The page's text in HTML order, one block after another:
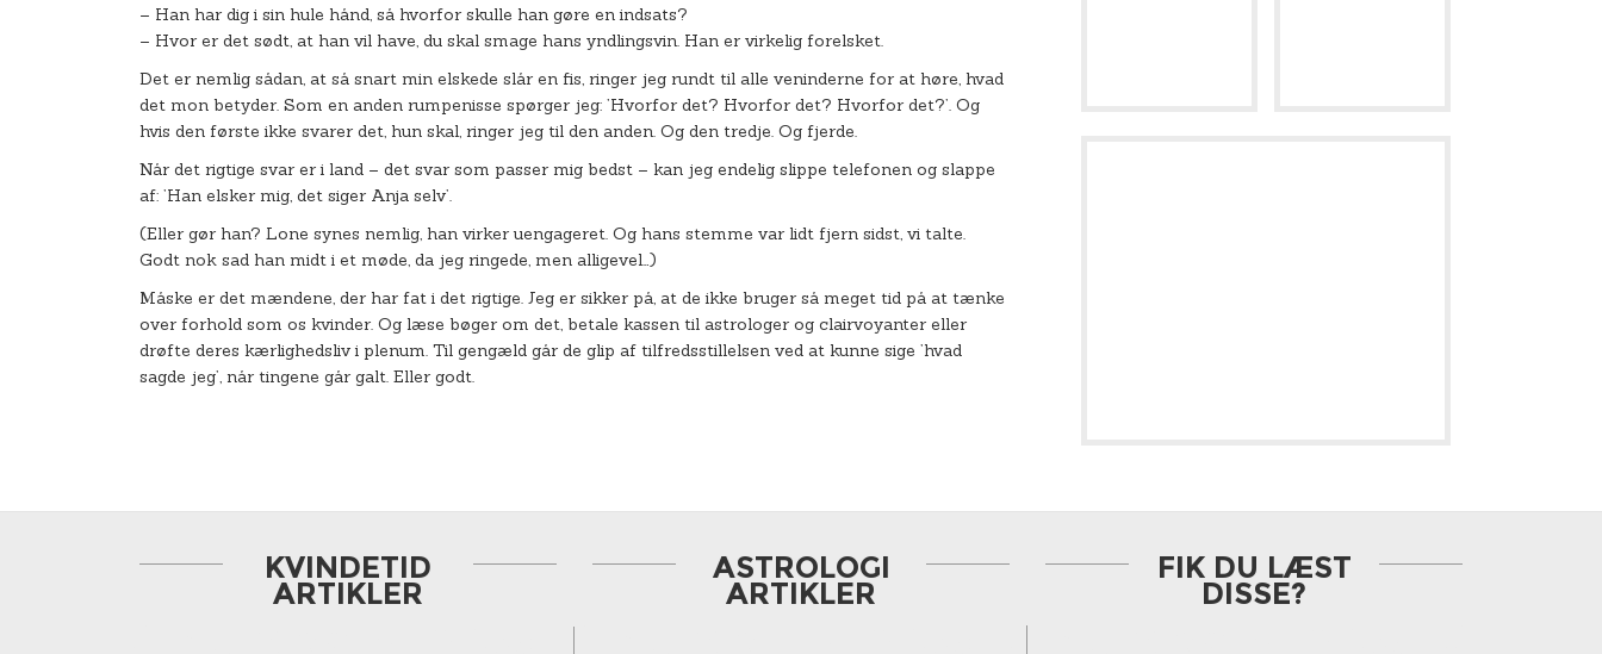
– Han har dig i sin hule hånd, så hvorfor skulle han gøre en indsats?
– Hvor er det sødt, at han vil have, du skal smage hans yndlingsvin. Han er virkelig forelsket.
Det er nemlig sådan, at så snart min elskede slår en fis, ringer jeg rundt til alle veninderne for at høre, hvad
det mon betyder. Som en anden rumpenisse spørger jeg: ’Hvorfor det? Hvorfor det? Hvorfor det?’. Og
hvis den første ikke svarer det, hun skal, ringer jeg til den anden. Og den tredje. Og fjerde.
Når det rigtige svar er i land – det svar som passer mig bedst – kan jeg endelig slippe telefonen og slappe
af: ’Han elsker mig, det siger Anja selv’.
(Eller gør han? Lone synes nemlig, han virker uengageret. Og hans stemme var lidt fjern sidst, vi talte.
Godt nok sad han midt i et møde, da jeg ringede, men alligevel…)
Måske er det mændene, der har fat i det rigtige. Jeg er sikker på, at de ikke bruger så meget tid på at tænke
over forhold som os kvinder. Og læse bøger om det, betale kassen til astrologer og clairvoyanter eller
drøfte deres kærlighedsliv i plenum. Til gengæld går de glip af tilfredsstillelsen ved at kunne sige ’hvad
sagde jeg’, når tingene går galt. Eller godt.
KVINDETID
ARTIKLER
ASTROLOGI
ARTIKLER
FIK DU LÆST
DISSE?